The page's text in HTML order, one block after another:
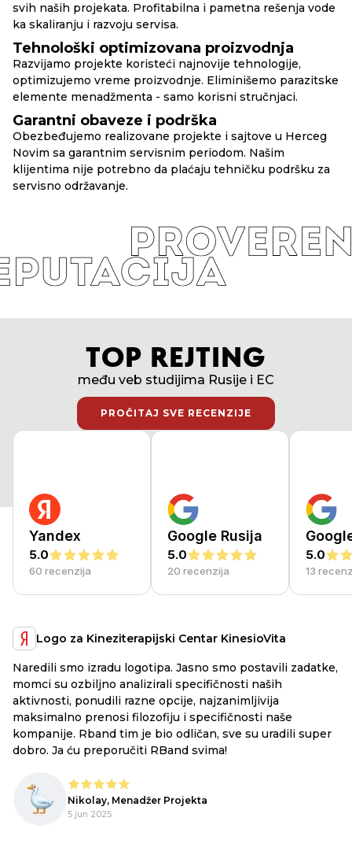
svih naših projekata. Profitabilna i pametna rešenja vode
ka skaliranju i razvoju servisa.
Tehnološki optimizovana proizvodnja
Razvijamo projekte koristeći najnovije tehnologije,
optimizujemo vreme proizvodnje. Eliminišemo parazitske
elemente menadžmenta - samo korisni stručnjaci.
Garantni obaveze i podrška
Obezbeđujemo realizovane projekte i sajtove u Herceg
Novim sa garantnim servisnim periodom. Našim
klijentima nije potrebno da plaćaju tehničku podršku za
servisno održavanje.
TOP REJTING
među veb studijima Rusije i EC
PROČITAJ SVE RECENZIJE
PROČITAJ SVE RECENZIJE
Yandex
5.0
60 recenzija
Google Rusija
5.0
20 recenzija
5.0
13
Logo za Kineziterapijski Centar KinesioVita
Naredili smo izradu logotipa. Jasno smo postavili zadatke,
momci su ozbiljno analizirali specifičnosti naših
aktivnosti, ponudili razne opcije, najzanimljivija
maksimalno prenosi filozofiju i specifičnosti naše
kompanije. Rband tim je bio odličan, sve su uradili super
dobro. Ja ću preporučiti RBand svima!
Nikolay, Menadžer Projekta
5 jun 2025